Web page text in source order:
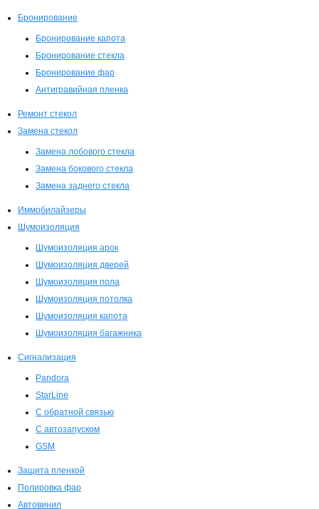
Бронирование
Бронирование капота
Бронирование стекла
Бронирование фар
Антигравийная пленка
Ремонт стекол
Замена стекол
Замена лобового стекла
Замена бокового стекла
Замена заднего стекла
Иммобилайзеры
Шумоизоляция
Шумоизоляция арок
Шумоизоляция дверей
Шумоизоляция пола
Шумоизоляция потолка
Шумоизоляция капота
Шумоизоляция багажника
Сигнализация
Pandora
StarLine
С обратной связью
С автозапуском
GSM
Защита пленкой
Полировка фар
Автовинил